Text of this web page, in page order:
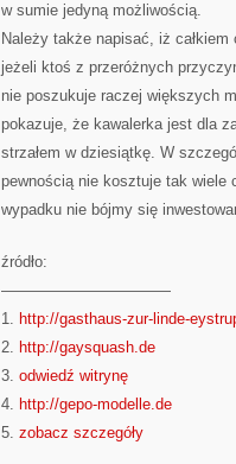
w sumie jedyną możliwością.
Należy także napisać, iż
jeżeli ktoś z przeróżnych
nie poszukuje raczej większych
pokazuje, że kawalerka jest dla
strzałem w dziesiątkę. W
pewnością nie kosztuje tak wiele
wypadku nie bójmy się
źródło:
———————————
1. http://gasthaus-zur-linde-
2. http://gaysquash.de
3. odwiedź witrynę
4. http://gepo-modelle.de
5. zobacz szczegóły